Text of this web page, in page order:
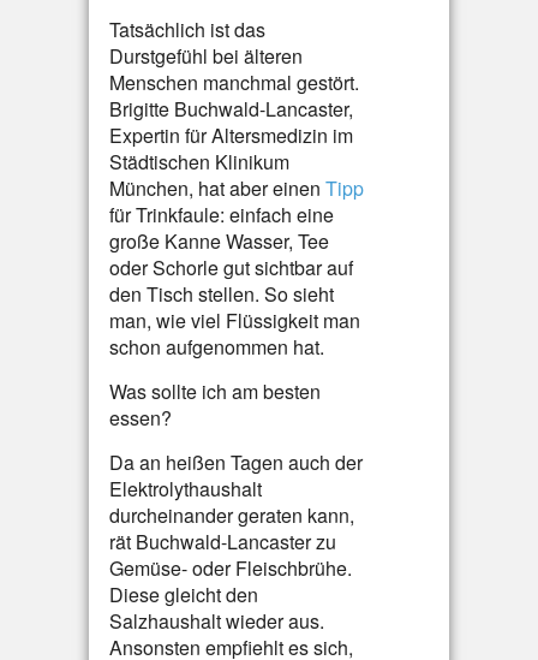
Tatsächlich ist das
Durstgefühl bei älteren
Menschen manchmal gestört.
Brigitte Buchwald-Lancaster,
Expertin für Altersmedizin im
Städtischen Klinikum
München, hat aber einen Tipp
für Trinkfaule: einfach eine
große Kanne Wasser, Tee
oder Schorle gut sichtbar auf
den Tisch stellen. So sieht
man, wie viel Flüssigkeit man
schon aufgenommen hat.
Was sollte ich am besten
essen?
Da an heißen Tagen auch der
Elektrolythaushalt
durcheinander geraten kann,
rät Buchwald-Lancaster zu
Gemüse- oder Fleischbrühe.
Diese gleicht den
Salzhaushalt wieder aus.
Ansonsten empfiehlt es sich,